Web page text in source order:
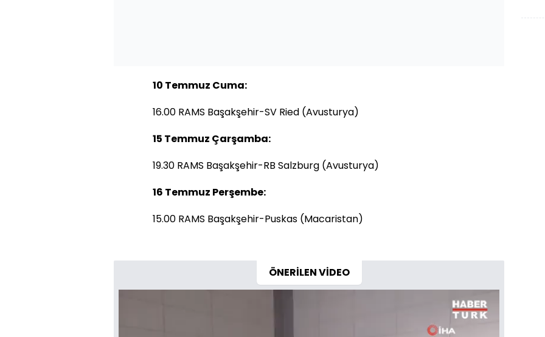
10 Temmuz Cuma:
16.00 RAMS Başakşehir-SV Ried (Avusturya)
15 Temmuz Çarşamba:
19.30 RAMS Başakşehir-RB Salzburg (Avusturya)
16 Temmuz Perşembe:
15.00 RAMS Başakşehir-Puskas (Macaristan)
ÖNERİLEN VİDEO